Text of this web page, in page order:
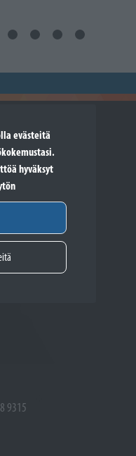
evästeitä
hyväksyt
9315